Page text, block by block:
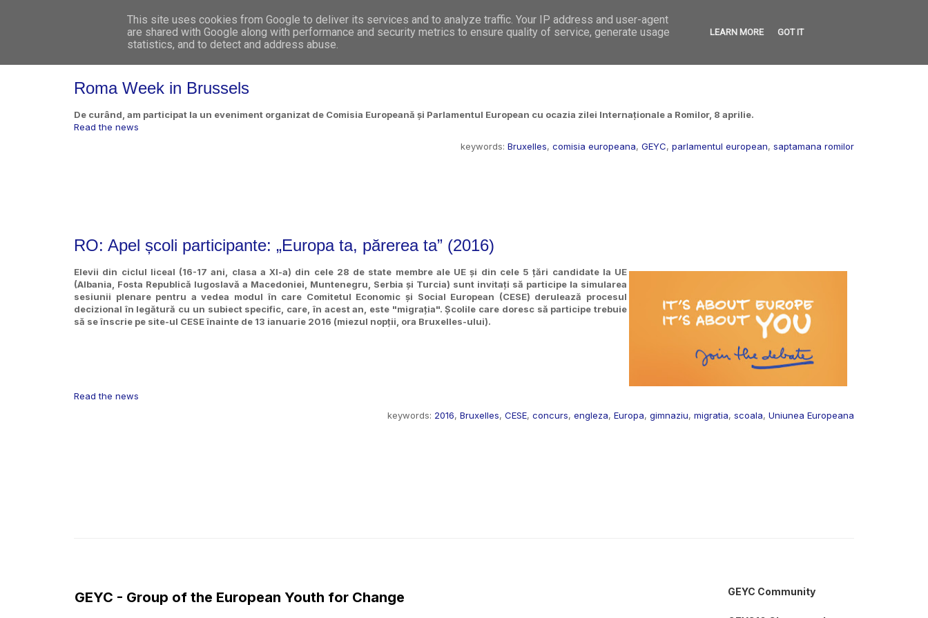
CONTACT
GET INVOLVED
WHAT WE DO
WHO WE ARE
Roma Week in Brussels
De curând, am participat la un eveniment organizat de Comisia Europeană și Parlamentul European cu ocazia zilei Internaționale a Romilor, 8 aprilie.
Read the news
keywords: Bruxelles, comisia europeana, GEYC, parlamentul european, saptamana romilor
RO: Apel școli participante: „Europa ta, părerea ta” (2016)
Elevii din ciclul liceal (16-17 ani, clasa a XI-a) din cele 28 de state membre ale UE și din cele 5 țări candidate la UE
(Albania, Fosta Republică Iugoslavă a Macedoniei, Muntenegru, Serbia și Turcia) sunt invitați să participe la simularea
sesiunii plenare pentru a vedea modul în care Comitetul Economic și Social European (CESE) derulează procesul
decizional în legătură cu un subiect specific, care, în acest an, este "migrația". Școlile care doresc să participe trebuie
să se înscrie pe site-ul CESE înainte de 13 ianuarie 2016 (miezul nopții, ora Bruxelles-ului).
Read the news
keywords: 2016, Bruxelles, CESE, concurs, engleza, Europa, gimnaziu, migratia, scoala, Uniunea Europeana
GEYC - Group of the European Youth for Change GEYC Community
This site uses cookies from Google to deliver its services and to analyze traffic. Your IP address and user-agent
are shared with Google along with performance and security metrics to ensure quality of service, generate usage
statistics, and to detect and address abuse.
LEARN MORE GOT IT